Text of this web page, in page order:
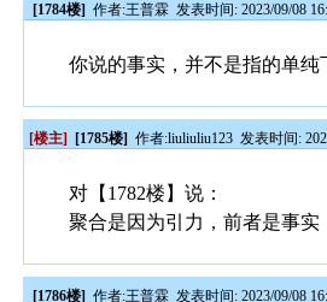
[1784楼] 作者:王普霖 发表时间: 2023/09/08
你说的事实，并不是指的单
[楼主] [1785楼] 作者:liuliuliu123 发表时间:
对【1782楼】说：
聚合是因为引力，前者是事
[1786楼] 作者:王普霖 发表时间: 2023/09/08